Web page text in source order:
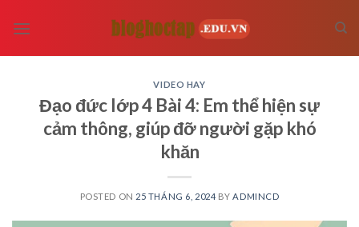
VIDEO HAY
Đạo đức lớp 4 Bài 4: Em thể hiện sự
cảm thông, giúp đỡ người gặp khó
khăn
POSTED ON 25 THÁNG 6, 2024 BY ADMINCD